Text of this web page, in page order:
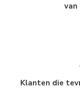
van
Klanten die